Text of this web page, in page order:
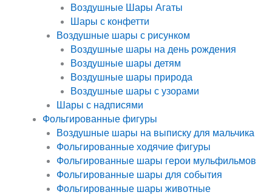
Воздушные Шары Агаты
Шары с конфетти
Воздушные шары с рисунком
Воздушные шары на день рождения
Воздушные шары детям
Воздушные шары природа
Воздушные шары с узорами
Шары с надписями
Фольгированные фигуры
Воздушные шары на выписку для мальчика
Фольгированные ходячие фигуры
Фольгированные шары герои мульфильмов
Фольгированные шары для события
Фольгированные шары животные